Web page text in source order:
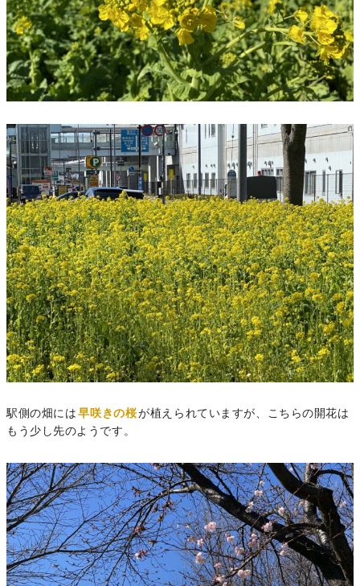
駅側の畑には 早咲きの桜が植えられていますが、こちらの開花は
もう少し先のようです。